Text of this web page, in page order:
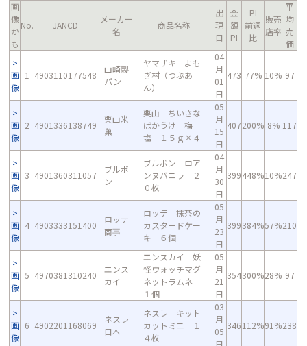
画
像
か
も
No. JANCD
メーカー
名
商品名称
出
現
日
金
額
PI
PI
前週
比
販売
店率
平
均
売
価
画
像
1 4903110177548
山崎製
パン
ヤマザキ よも
ぎ村（つぶあ
ん）
04
月
01
日
473 77% 10% 97
画
像
2 4901336138749
栗山米
菓
栗山 ちいさな
ばかうけ 梅
塩 １５ｇ×４
05
月
15
日
407200% 8% 117
画
像
3 4901360311057
ブルボ
ン
ブルボン ロア
ンヌバニラ ２
０枚
04
月
30
日
399448%10%247
画
像
4 4903333151400
ロッテ
商事
ロッテ 抹茶の
カスタードケー
キ ６個
05
月
23
日
399384%57%210
画
像
5 4970381310240
エンス
カイ
エンスカイ 妖
怪ウォッチマグ
ネットラムネ
１個
05
月
21
日
354300%28% 97
画
像
6 4902201168069
ネスレ
日本
ネスレ キット
カットミニ １
４枚
03
月
05
日
346112%91%238